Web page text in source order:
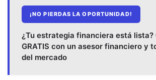
¡NO PIERDAS LA OPORTUNIDAD!
¿Tu estrategia financiera está lista?
GRATIS con un asesor financiero y
del mercado